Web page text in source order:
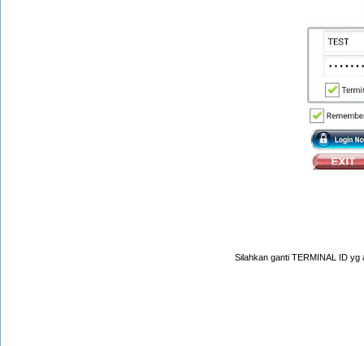
Silahkan ganti TERMINAL ID